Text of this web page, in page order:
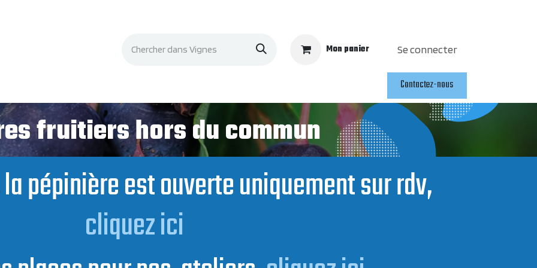
Mon panier Se connecter
Contactez-nous
fruitiers hors du commun
pépinière est ouverte uniquement sur rdv,
cliquez ici